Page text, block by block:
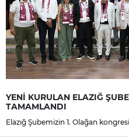
YENİ KURULAN ELAZIĞ
TAMAMLANDI
Elazığ Şubemizin 1. Olağan